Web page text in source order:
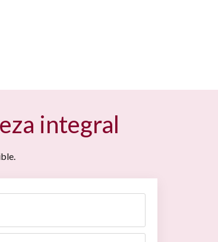
integral